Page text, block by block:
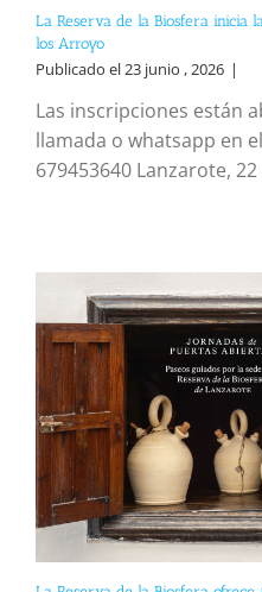
La Reserva de la Biosfera inicia
los Arroyo
Publicado el 23 junio , 2026 |
Las inscripciones están
llamada o whatsapp en
679453640 Lanzarote,